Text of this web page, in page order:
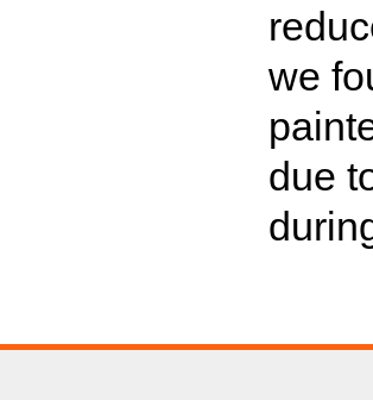
we
due